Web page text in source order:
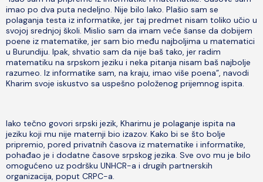
imao po dva puta nedeljno. Nije bilo lako. Plašio sam se
polaganja testa iz informatike, jer taj predmet nisam toliko učio u
svojoj srednjoj školi. Mislio sam da imam veće šanse da dobijem
poene iz matematike, jer sam bio među najboljima u matematici
u Burundiju. Ipak, shvatio sam da nije baš tako, jer radim
matematiku na srpskom jeziku i neka pitanja nisam baš najbolje
razumeo. Iz informatike sam, na kraju, imao više poena”, navodi
Kharim svoje iskustvo sa uspešno položenog prijemnog ispita.
Iako tečno govori srpski jezik, Kharimu je polaganje ispita na
jeziku koji mu nije maternji bio izazov. Kako bi se što bolje
pripremio, pored privatnih časova iz matematike i informatike,
pohađao je i dodatne časove srpskog jezika. Sve ovo mu je bilo
omogućeno uz podršku UNHCR-a i drugih partnerskih
organizacija, poput CRPC-a.